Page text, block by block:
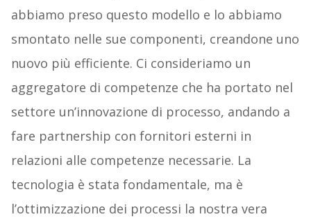
abbiamo preso questo modello e lo abbiamo
smontato nelle sue componenti, creandone uno
nuovo più efficiente. Ci consideriamo un
aggregatore di competenze che ha portato nel
settore un’innovazione di processo, andando a
fare partnership con fornitori esterni in
relazioni alle competenze necessarie. La
tecnologia è stata fondamentale, ma è
l’ottimizzazione dei processi la nostra vera